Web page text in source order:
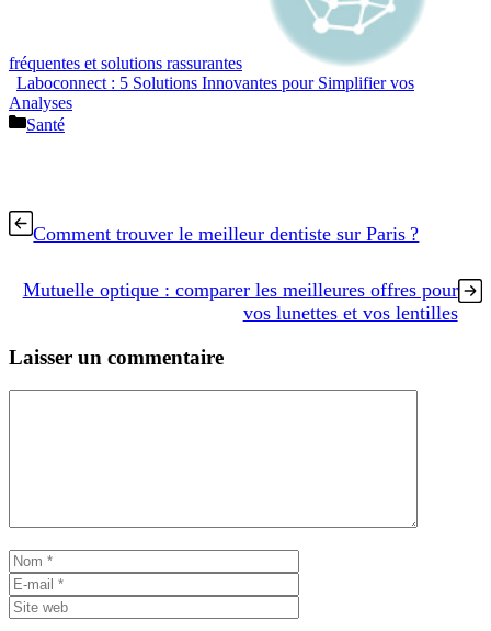
fréquentes et solutions rassurantes
Laboconnect : 5 Solutions Innovantes pour Simplifier vos
Analyses
Catégories
Santé
Comment trouver le meilleur dentiste sur Paris ?
Mutuelle optique : comparer les meilleures offres pour
vos lunettes et vos lentilles
Laisser un commentaire
Nom
mail
web